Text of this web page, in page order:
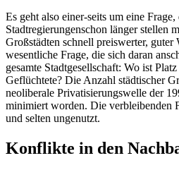
Es geht also einer-seits um eine Frage,
Stadtregierungenschon länger stellen
Großstädten schnell preiswerter,
wesentliche Frage, die sich daran
gesamte Stadtgesellschaft: Wo ist
Geflüchtete? Die Anzahl städtischer
neoliberale Privatisierungswelle der
minimiert worden. Die verbleibenden
und selten ungenutzt.
Konflikte in den